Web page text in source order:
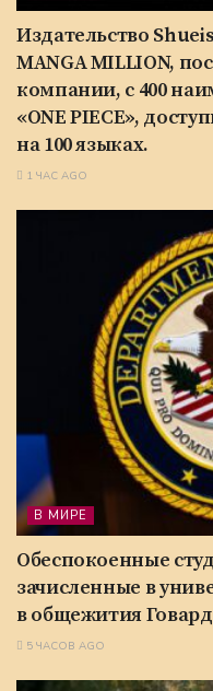
Издательство
MANGA MILLION,
компании, с 400
«ONE PIECE»,
на 100 языках.
1 ЧАС AGO
В МИРЕ
Обеспокоенные
зачисленные в
в общежития
5 ЧАСОВ AGO